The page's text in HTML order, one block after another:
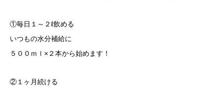
①毎日１～２ℓ飲める
いつもの水分補給に
５００ｍｌ×２本から始めます！
②１ヶ月続ける